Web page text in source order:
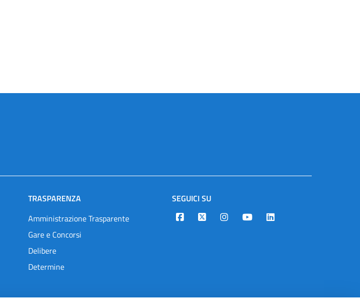
TRASPARENZA
Amministrazione Trasparente
Gare e Concorsi
Delibere
Determine
SEGUICI SU
Designers Italia
TwitterInstagramYoutubeLinkedin